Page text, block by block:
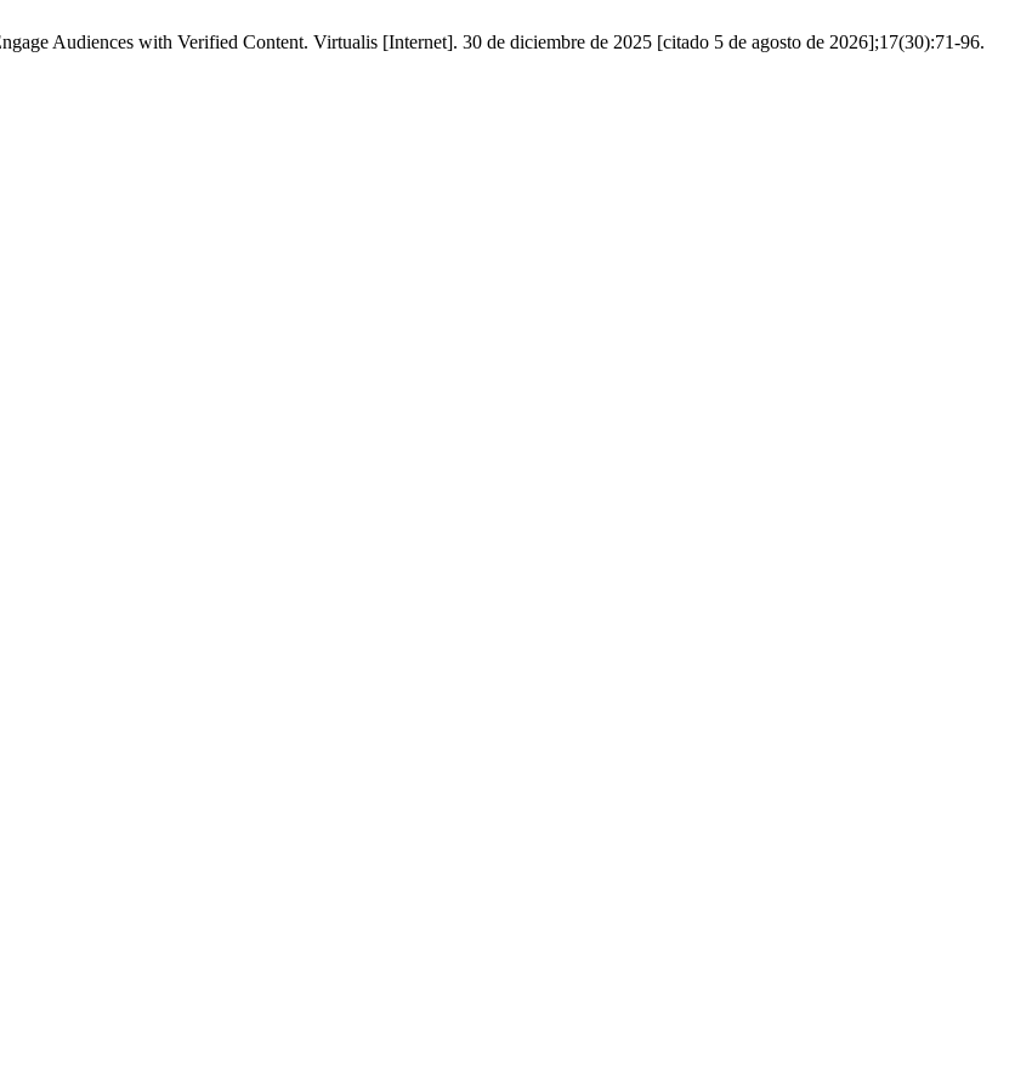
Audiences with Verified Content. Virtualis [Internet]. 30 de diciembre de 2025 [citado 5 de agosto de 2026];17(30):71-96.